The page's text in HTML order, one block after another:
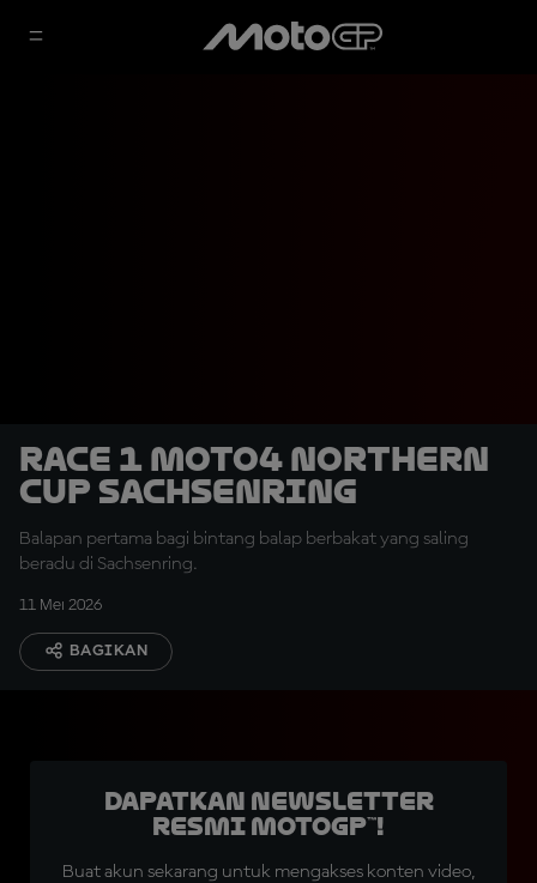
Race 1 Moto4 Northern
Cup Sachsenring
Balapan pertama bagi bintang balap berbakat yang saling
beradu di Sachsenring.
11 Mei 2026
BAGIKAN
Dapatkan Newsletter
Resmi MotoGP™!
Buat akun sekarang untuk mengakses konten video,